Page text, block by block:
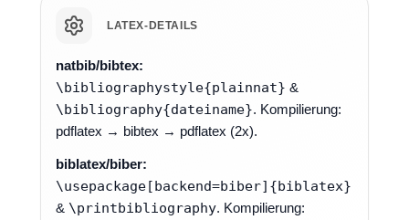
LATEX-DETAILS
natbib/bibtex:
\bibliographystyle{plainnat} &
\bibliography{dateiname}. Kompilierung:
pdflatex → bibtex → pdflatex (2x).
biblatex/biber:
\usepackage[backend=biber]{biblatex}
& \printbibliography. Kompilierung: